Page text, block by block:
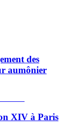
des
aumônier
XIV à Paris